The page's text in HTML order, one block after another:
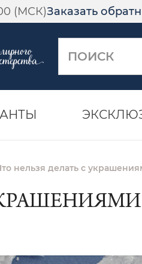
(МСК)Заказать
нельзя делать с